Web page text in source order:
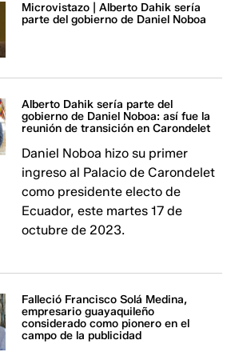
Microvistazo | Alberto Dahik sería
parte del gobierno de Daniel Noboa
Alberto Dahik sería parte del
gobierno de Daniel Noboa: así fue la
reunión de transición en Carondelet
Daniel Noboa hizo su primer
ingreso al Palacio de Carondelet
como presidente electo de
Ecuador, este martes 17 de
octubre de 2023.
Falleció Francisco Solá Medina,
empresario guayaquileño
considerado como pionero en el
campo de la publicidad